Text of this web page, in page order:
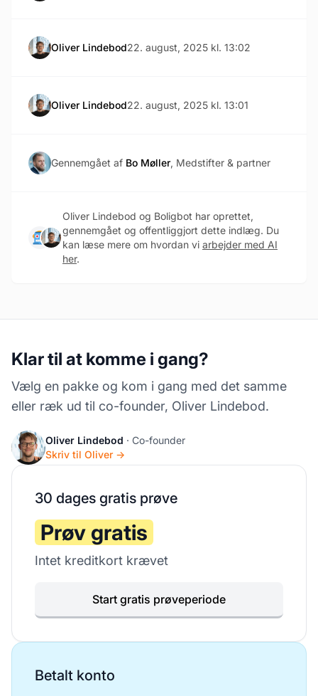
Oliver Lindebod22. august, 2025 kl. 13:02
Oliver Lindebod22. august, 2025 kl. 13:01
Gennemgået af Bo Møller, Medstifter & partner
Oliver Lindebod og Boligbot har oprettet,
gennemgået og offentliggjort dette indlæg. Du
kan læse mere om hvordan vi arbejder med AI
her.
Klar til at komme i gang?
Vælg en pakke og kom i gang med det samme
eller ræk ud til co-founder, Oliver Lindebod.
Oliver Lindebod · Co-founder
Skriv til Oliver →
30 dages gratis prøve
Prøv gratis
Intet kreditkort krævet
Start gratis prøveperiode
Betalt konto